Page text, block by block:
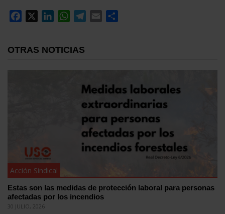
Facebook
LinkedInWhatsApp
Telegram
Email
OTRAS NOTICIAS
Acción Sindical
Estas son las medidas de protección laboral para personas
afectadas por los incendios
30 JULIO, 2026